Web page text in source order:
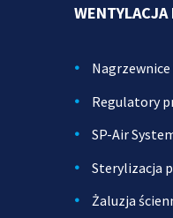
Nagrzewnice
Regulatory
SP-Air
Sterylizacja
Żaluzja